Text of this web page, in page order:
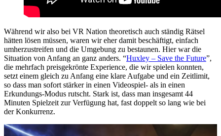
Während wir also bei VR Nation theoretisch auch ständig Rätsel
hätten lösen müssen, waren wir eher damit beschäftigt, einfach
umherzustreifen und die Umgebung zu bestaunen. Hier war die
Situation von Anfang an ganz anders. “Huxley – Save the Future”,
die mehrfach preisgekrönte Experience, die wir spielen konnten,
setzt einem gleich zu Anfang eine klare Aufgabe und ein Zeitlimit,
so dass man sofort stärker in einen Videospiel- als in einen
Erkundungs-Modus rutscht. Stark ist, dass man insgesamt 44
Minuten Spielzeit zur Verfügung hat, fast doppelt so lang wie bei
der Konkurrenz.